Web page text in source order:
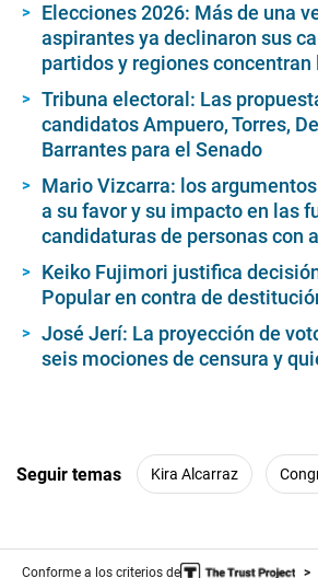
Elecciones 2026: Más de una
aspirantes ya declinaron sus
partidos y regiones concentran
Tribuna electoral: Las
candidatos Ampuero, Torres,
Barrantes para el Senado
Mario Vizcarra: los
a su favor y su impacto en las
candidaturas de personas con
Keiko Fujimori justifica
Popular en contra de
José Jerí: La proyección de
seis mociones de censura y
Seguir temas Kira Alcarraz
Conforme a los criterios de